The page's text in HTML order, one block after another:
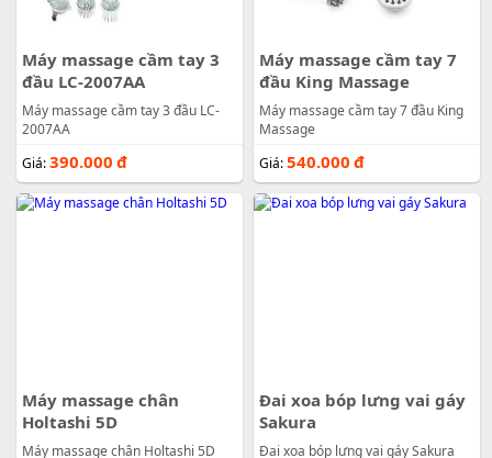
Máy massage cầm tay 3
đầu LC-2007AA
Máy massage cầm tay 3 đầu LC-
2007AA
Giá:390.000 đ
Máy massage cầm tay 7
đầu King Massage
Máy massage cầm tay 7 đầu King
Massage
Giá:540.000 đ
Máy massage chân
Holtashi 5D
Máy massage chân Holtashi 5D
Đai xoa bóp lưng vai gáy
Sakura
Đai xoa bóp lưng vai gáy Sakura